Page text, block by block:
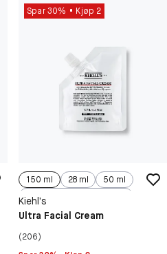
Spar 30% Kjøp 2
150 ml 28 ml
50 ml
Kiehl’s
Ultra Facial Cream
(206)